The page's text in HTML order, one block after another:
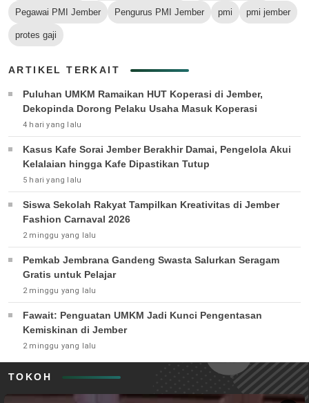
Pegawai PMI Jember Pengurus PMI Jember pmi pmi jember
protes gaji
ARTIKEL TERKAIT
Puluhan UMKM Ramaikan HUT Koperasi di Jember,
Dekopinda Dorong Pelaku Usaha Masuk Koperasi
4 hari yang lalu
Kasus Kafe Sorai Jember Berakhir Damai, Pengelola Akui
Kelalaian hingga Kafe Dipastikan Tutup
5 hari yang lalu
Siswa Sekolah Rakyat Tampilkan Kreativitas di Jember
Fashion Carnaval 2026
2 minggu yang lalu
Pemkab Jembrana Gandeng Swasta Salurkan Seragam
Gratis untuk Pelajar
2 minggu yang lalu
Fawait: Penguatan UMKM Jadi Kunci Pengentasan
Kemiskinan di Jember
2 minggu yang lalu
TOKOH